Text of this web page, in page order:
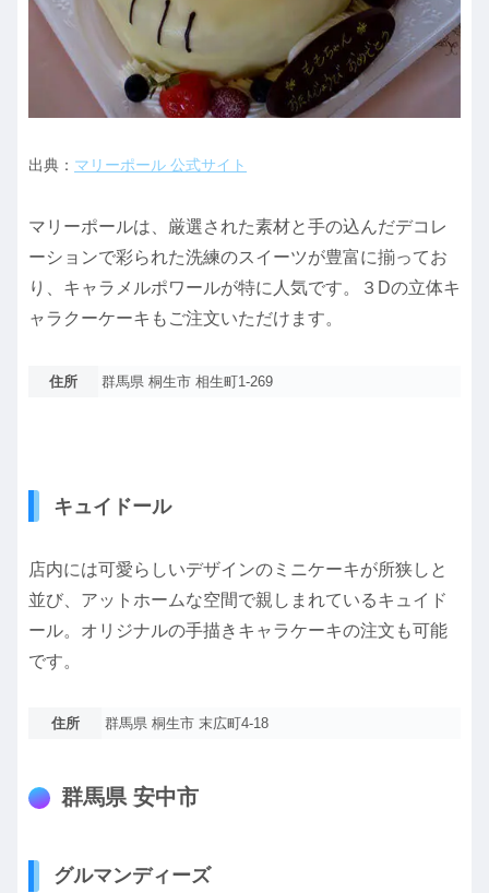
出典： マリーポール 公式サイト
マリーポールは、厳選された素材と手の込んだデコレ
ーションで彩られた洗練のスイーツが豊富に揃ってお
り、キャラメルポワールが特に人気です。３Dの立体キ
ャラクーケーキもご注文いただけます。
住所 群馬県 桐生市 相生町1-269
キュイドール
店内には可愛らしいデザインのミニケーキが所狭しと
並び、アットホームな空間で親しまれているキュイド
ール。オリジナルの手描きキャラケーキの注文も可能
です。
住所 群馬県 桐生市 末広町4-18
群馬県 安中市
グルマンディーズ